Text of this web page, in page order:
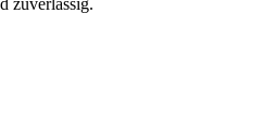
zuverlässig.